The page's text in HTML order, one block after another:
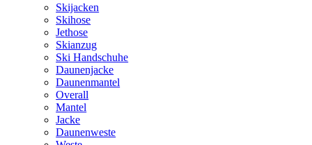
Skijacken
Skihose
Jethose
Skianzug
Ski Handschuhe
Daunenjacke
Daunenmantel
Overall
Mantel
Jacke
Daunenweste